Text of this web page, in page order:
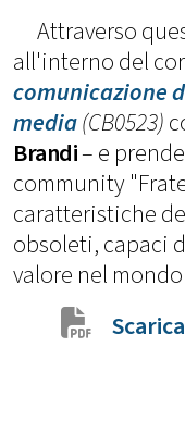
Attraverso
all'interno del
comunicazione
media(CB0523)
Brandi– e
community
caratteristiche
obsoleti, capaci
valore nel mondo